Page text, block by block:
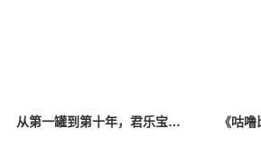
从第一罐到第十年，君乐宝奶粉把初心写进品质安全